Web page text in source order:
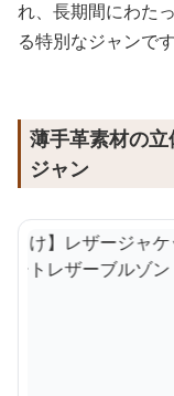
れ、長期間にわた
る特別なジャンです
薄手革素材の
ジャン